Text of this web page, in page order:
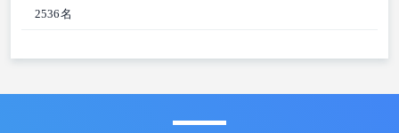
2536名